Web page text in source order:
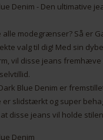
Denim - Den ultimative
alle modegrænser? Så er
valg til dig! Med sin
vil disse jeans fremhæve
Blue Denim er
slidstærkt og super
disse jeans vil holde
Denim